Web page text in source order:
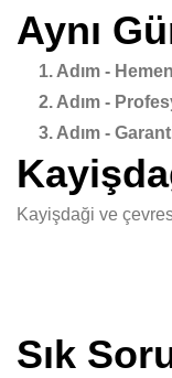
Aynı
1. Adım -
2. Adım -
3. Adım -
Kayişdaği ve
Sık